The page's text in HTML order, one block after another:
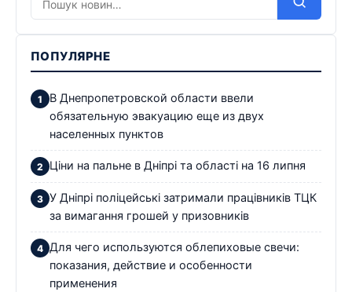
ПОПУЛЯРНЕ
В Днепропетровской области ввели
обязательную эвакуацию еще из двух
населенных пунктов
Ціни на пальне в Дніпрі та області на 16 липня
У Дніпрі поліцейські затримали працівників ТЦК
за вимагання грошей у призовників
Для чего используются облепиховые свечи:
показания, действие и особенности
применения